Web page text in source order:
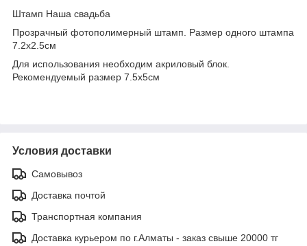
Штамп Наша свадьба
Прозрачный фотополимерный штамп. Размер одного штампа
7.2х2.5см
Для использования необходим акриловый блок.
Рекомендуемый размер 7.5х5см
Условия доставки
Самовывоз
Доставка почтой
Транспортная компания
Доставка курьером по г.Алматы - заказ свыше 20000 тг